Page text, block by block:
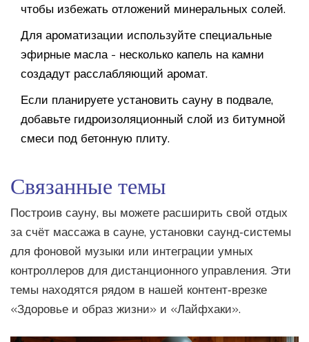
чтобы избежать отложений минеральных солей.
Для ароматизации используйте специальные
эфирные масла - несколько капель на камни
создадут расслабляющий аромат.
Если планируете установить сауну в подвале,
добавьте гидроизоляционный слой из битумной
смеси под бетонную плиту.
Связанные темы
Построив сауну, вы можете расширить свой отдых
за счёт массажа в сауне, установки саунд‑системы
для фоновой музыки или интеграции умных
контроллеров для дистанционного управления. Эти
темы находятся рядом в нашей контент‑врезке
«Здоровье и образ жизни» и «Лайфхаки».